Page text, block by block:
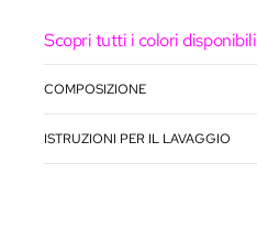
Scopri tutti i colori
COMPOSIZIONE
ISTRUZIONI PER IL LAVAGGIO